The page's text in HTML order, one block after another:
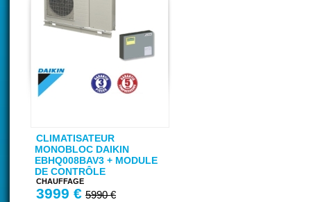
CLIMATISATEUR
MONOBLOC DAIKIN
EBHQ008BAV3 + MODULE
DE CONTRÔLE
CHAUFFAGE
3999 € 5990 €